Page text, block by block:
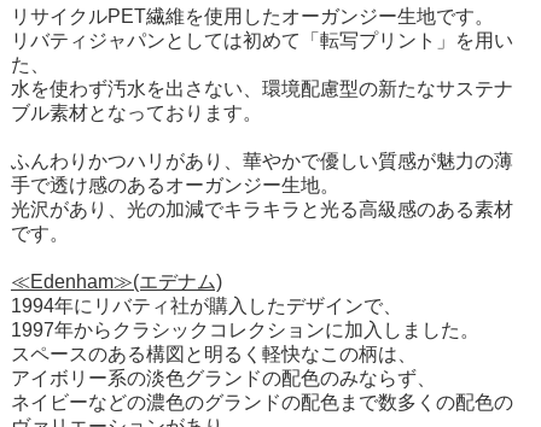
リサイクルPET繊維を使用したオーガンジー生地です。
リバティジャパンとしては初めて「転写プリント」を用い
た、
水を使わず汚水を出さない、環境配慮型の新たなサステナ
ブル素材となっております。
ふんわりかつハリがあり、華やかで優しい質感が魅力の薄
手で透け感のあるオーガンジー生地。
光沢があり、光の加減でキラキラと光る高級感のある素材
です。
≪Edenham≫(エデナム)
1994年にリバティ社が購入したデザインで、
1997年からクラシックコレクションに加入しました。
スペースのある構図と明るく軽快なこの柄は、
アイボリー系の淡色グランドの配色のみならず、
ネイビーなどの濃色のグランドの配色まで数多くの配色の